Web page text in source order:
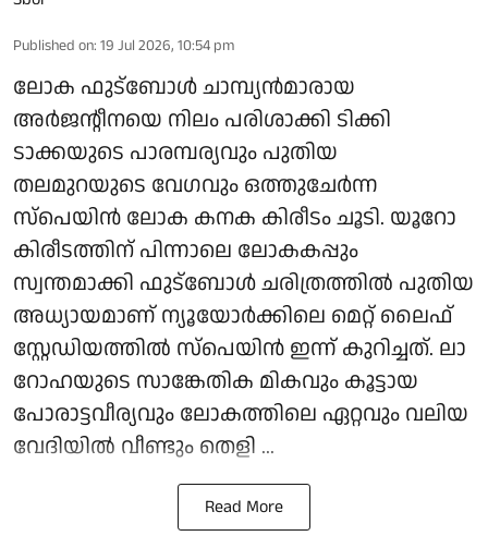
Published on: 19 Jul 2026, 10:54 pm
ലോക ഫുട്ബോൾ ചാമ്പ്യൻമാരായ
അർജന്റീനയെ നിലം പരിശാക്കി ടിക്കി
ടാക്കയുടെ പാരമ്പര്യവും പുതിയ
തലമുറയുടെ വേഗവും ഒത്തുചേർന്ന
സ്പെയിൻ ലോക കനക കിരീടം ചൂടി. യൂറോ
കിരീടത്തിന് പിന്നാലെ ലോകകപ്പും
സ്വന്തമാക്കി ഫുട്ബോൾ ചരിത്രത്തിൽ പുതിയ
അധ്യായമാണ് ന്യൂയോർക്കിലെ മെറ്റ് ലൈഫ്
സ്റ്റേഡിയത്തിൽ സ്പെയിൻ ഇന്ന് കുറിച്ചത്. ലാ
റോഹയുടെ സാങ്കേതിക മികവും കൂട്ടായ
പോരാട്ടവീര്യവും ലോകത്തിലെ ഏറ്റവും വലിയ
വേദിയിൽ വീണ്ടും തെളി ...
Read More